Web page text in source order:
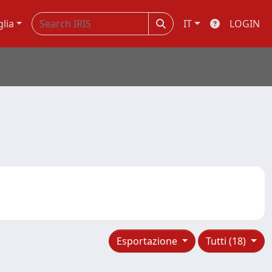
IT LOGIN
Tutti (18)
Esportazione